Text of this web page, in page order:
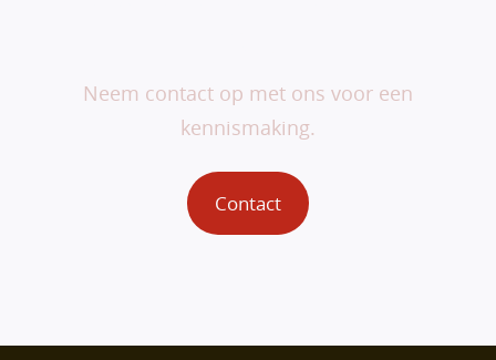
Neem contact op met ons voor een
kennismaking.
Contact